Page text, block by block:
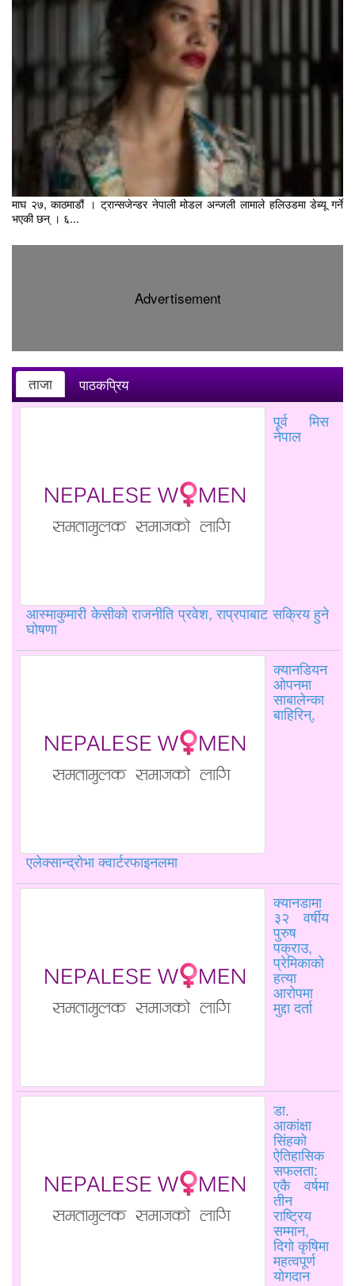
माघ २७, काठमाडौं । ट्रान्सजेन्डर नेपाली मोडल अन्जली लामाले हलिउडमा डेब्यू गर्ने
भएकी छन् । ६...
Advertisement
ताजा पाठकप्रिय
पूर्व मिस
नेपाल
आस्माकुमारी केसीको राजनीति प्रवेश, राप्रपाबाट सक्रिय हुने
घोषणा
क्यानडियन
ओपनमा
साबालेन्का
बाहिरिन्,
एलेक्सान्द्रोभा क्वार्टरफाइनलमा
क्यानडामा
३२ वर्षीय
पुरुष
पक्राउ,
प्रेमिकाको
हत्या
आरोपमा
मुद्दा दर्ता
डा.
आकांक्षा
सिंहको
ऐतिहासिक
सफलता:
एकै वर्षमा
तीन
राष्ट्रिय
सम्मान,
दिगो कृषिमा
महत्वपूर्ण
योगदान